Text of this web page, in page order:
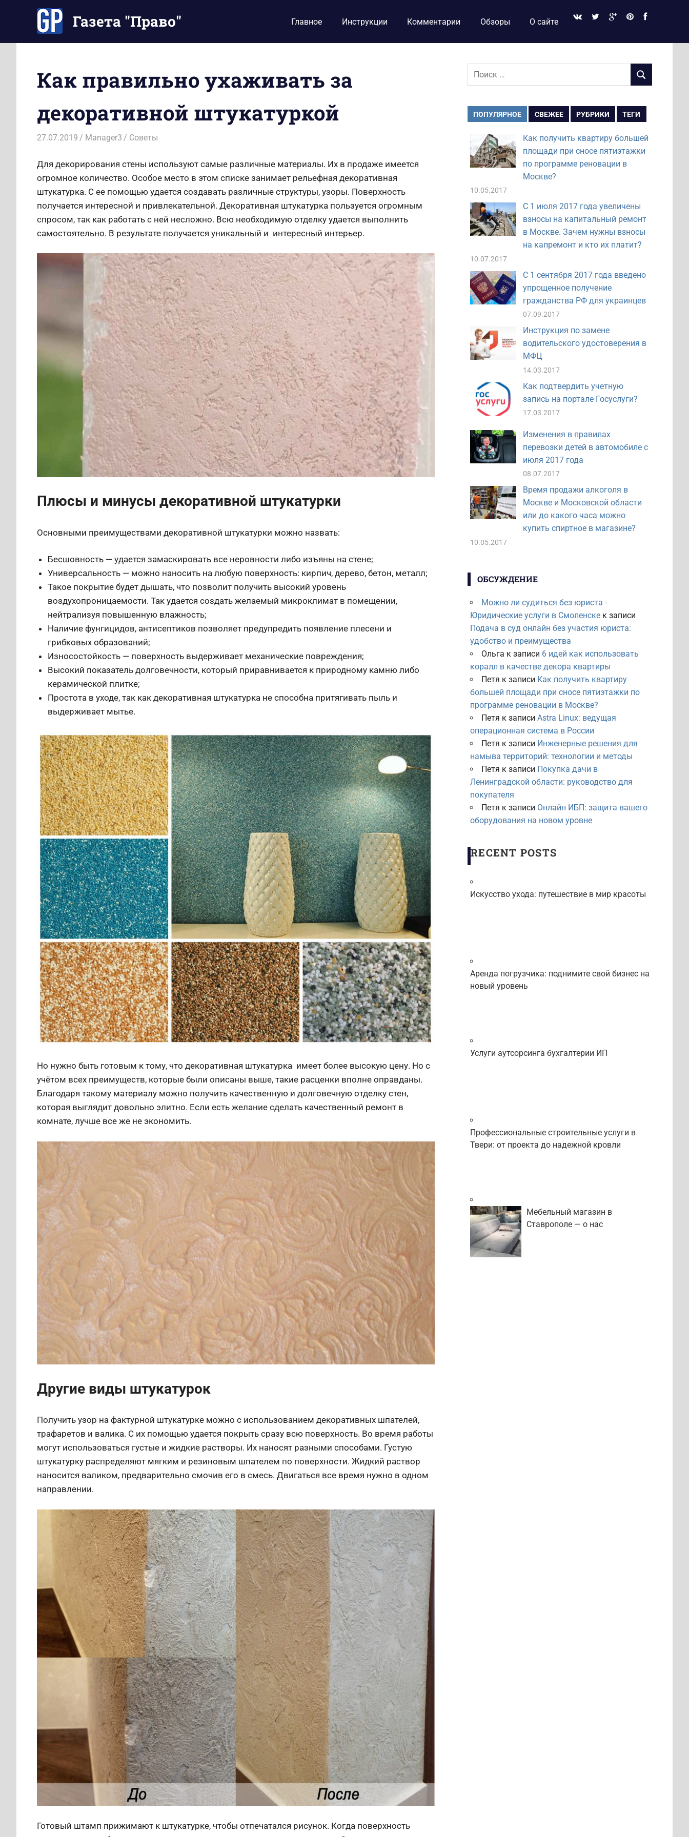
содержимому
Газета "Право"
Ваше
время
Главное Инструкции Комментарии Обзоры О сайте
Как правильно ухаживать за
декоративной штукатуркой
27.07.2019 Manager3 Советы
Для декорирования стены используют самые различные материалы. Их в продаже имеется
огромное количество. Особое место в этом списке занимает рельефная декоративная
штукатурка. С ее помощью удается создавать различные структуры, узоры. Поверхность
получается интересной и привлекательной. Декоративная штукатурка пользуется огромным
спросом, так как работать с ней несложно. Всю необходимую отделку удается выполнить
самостоятельно. В результате получается уникальный и интересный интерьер.
Плюсы и минусы декоративной штукатурки
Основными преимуществами декоративной штукатурки можно назвать:
Бесшовность — удается замаскировать все неровности либо изъяны на стене;
Универсальность — можно наносить на любую поверхность: кирпич, дерево, бетон, металл;
Такое покрытие будет дышать, что позволит получить высокий уровень
воздухопроницаемости. Так удается создать желаемый микроклимат в помещении,
нейтрализуя повышенную влажность;
Наличие фунгицидов, антисептиков позволяет предупредить появление плесени и
грибковых образований;
Износостойкость — поверхность выдерживает механические повреждения;
Высокий показатель долговечности, который приравнивается к природному камню либо
керамической плитке;
Простота в уходе, так как декоративная штукатурка не способна притягивать пыль и
выдерживает мытье.
Но нужно быть готовым к тому, что декоративная штукатурка имеет более высокую цену. Но с
учётом всех преимуществ, которые были описаны выше, такие расценки вполне оправданы.
Благодаря такому материалу можно получить качественную и долговечную отделку стен,
которая выглядит довольно элитно. Если есть желание сделать качественный ремонт в
комнате, лучше все же не экономить.
Другие виды штукатурок
Получить узор на фактурной штукатурке можно с использованием декоративных шпателей,
трафаретов и валика. С их помощью удается покрыть сразу всю поверхность. Во время работы
могут использоваться густые и жидкие растворы. Их наносят разными способами. Густую
штукатурку распределяют мягким и резиновым шпателем по поверхности. Жидкий раствор
наносится валиком, предварительно смочив его в смесь. Двигаться все время нужно в одном
направлении.
Готовый штамп прижимают к штукатурке, чтобы отпечатался рисунок. Когда поверхность
Поиск
ПОИСК
ПОПУЛЯРНОЕ СВЕЖЕЕ РУБРИКИ ТЕГИ
Как получить квартиру большей
площади при сносе пятиэтажки
по программе реновации в
Москве?
10.05.2017
С 1 июля 2017 года увеличены
взносы на капитальный ремонт
в Москве. Зачем нужны взносы
на капремонт и кто их платит?
10.07.2017
С 1 сентября 2017 года введено
упрощенное получение
гражданства РФ для украинцев
07.09.2017
Инструкция по замене
водительского удостоверения в
МФЦ
14.03.2017
Как подтвердить учетную
запись на портале Госуслуги?
17.03.2017
Изменения в правилах
перевозки детей в автомобиле с
июля 2017 года
08.07.2017
Время продажи алкоголя в
Москве и Московской области
или до какого часа можно
купить спиртное в магазине?
10.05.2017
ОБСУЖДЕНИЕ
Можно ли судиться без юриста -
Юридические услуги в Смоленскек записи
Подача в суд онлайн без участия юриста:
удобство и преимущества
Ольга к записи 6 идей как использовать
коралл в качестве декора квартиры
Петя к записи Как получить квартиру
большей площади при сносе пятиэтажки по
программе реновации в Москве?
Петя к записи Astra Linux: ведущая
операционная система в России
Петя к записи Инженерные решения для
намыва территорий: технологии и методы
Петя к записи Покупка дачи в
Ленинградской области: руководство для
покупателя
Петя к записи Онлайн ИБП: защита вашего
оборудования на новом уровне
RECENT POSTS
Искусство ухода: путешествие в мир красоты
Аренда погрузчика: поднимите свой бизнес на
новый уровень
Услуги аутсорсинга бухгалтерии ИП
Профессиональные строительные услуги в
Твери: от проекта до надежной кровли
Мебельный магазин в
Ставрополе — о нас